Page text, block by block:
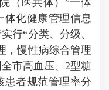
（医共体）”一体
体化健康管理信息
行“分类、分级、
，慢性病综合管理
市高血压、2型糖
患者规范管理率分